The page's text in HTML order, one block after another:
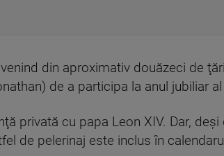
din aproximativ douăzeci de
de a participa la anul jubiliar
privată cu papa Leon XIV. Dar,
de pelerinaj este inclus în